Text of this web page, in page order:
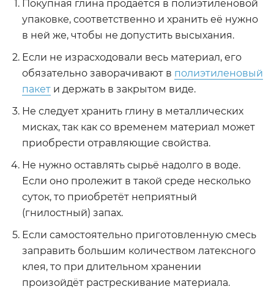
Покупная глина продаётся в полиэтиленовой
упаковке, соответственно и хранить её нужно
в ней же, чтобы не допустить высыхания.
Если не израсходовали весь материал, его
обязательно заворачивают в полиэтиленовый
пакет и держать в закрытом виде.
Не следует хранить глину в металлических
мисках, так как со временем материал может
приобрести отравляющие свойства.
Не нужно оставлять сырьё надолго в воде.
Если оно пролежит в такой среде несколько
суток, то приобретёт неприятный
(гнилостный) запах.
Если самостоятельно приготовленную смесь
заправить большим количеством латексного
клея, то при длительном хранении
произойдёт растрескивание материала.